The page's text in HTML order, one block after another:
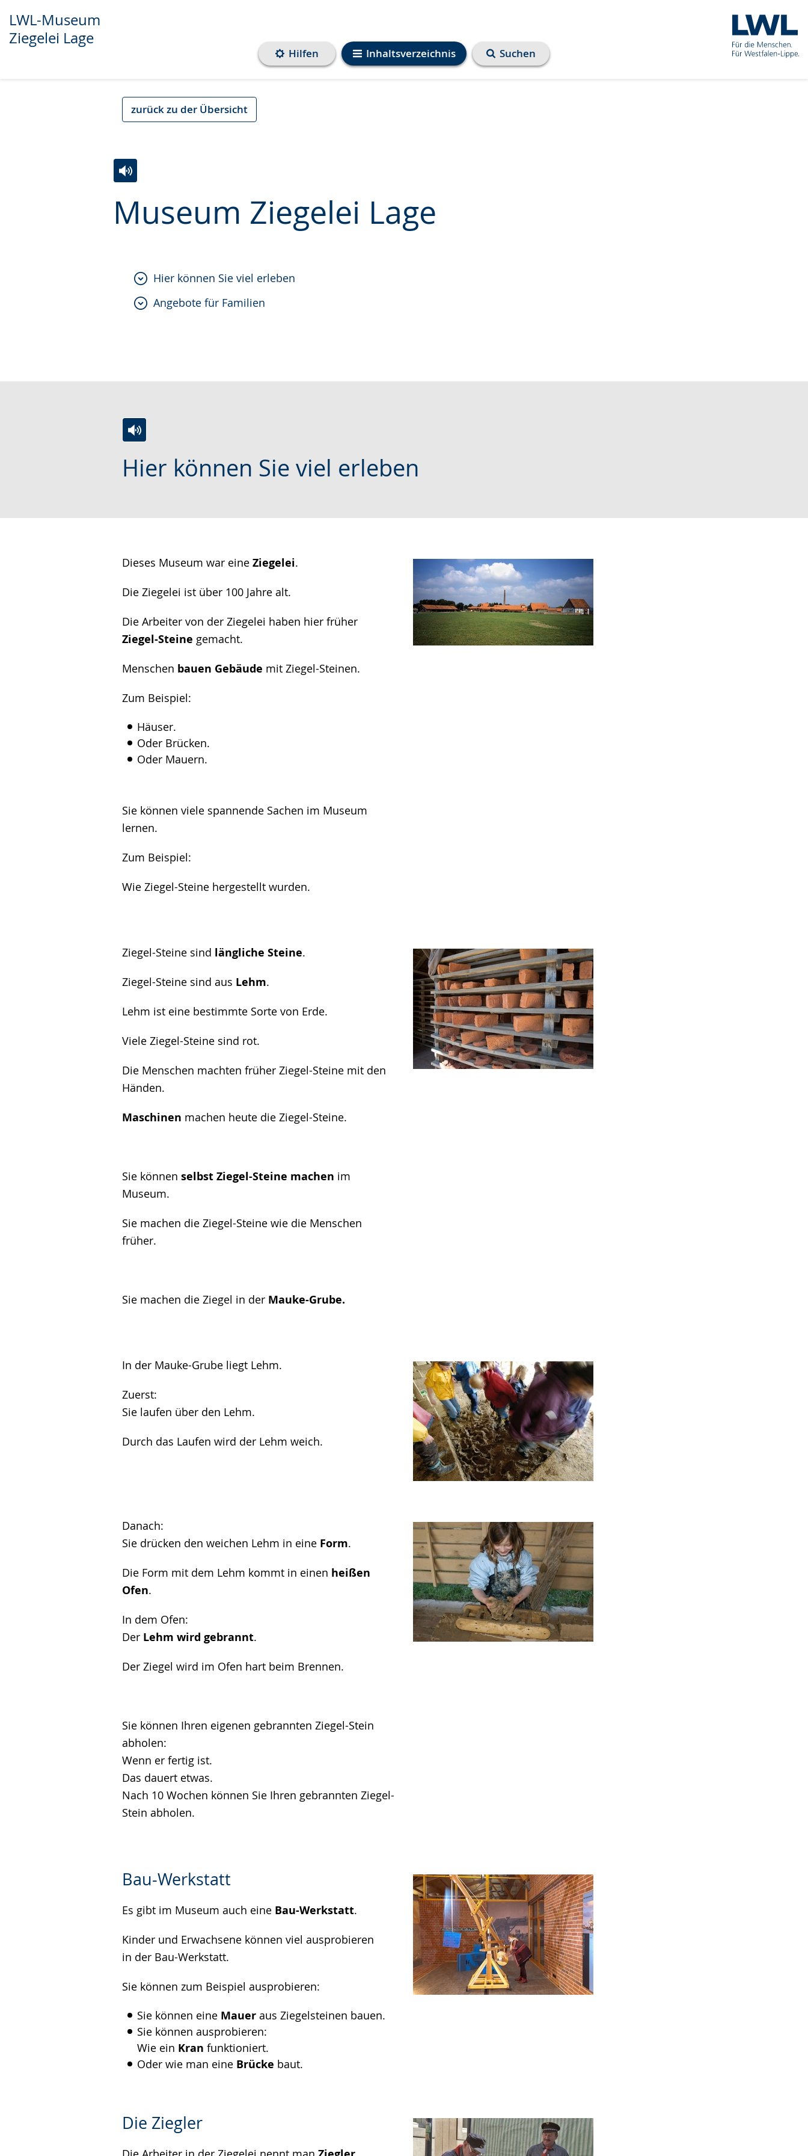
LWL-Museum
Ziegelei Lage
Inhaltsverzeichnis
Hilfen Suchen
zurück zu der Übersicht
Museum Ziegelei Lage
Hier können Sie viel erleben
Angebote für Familien
Leichten
Sprache
Audio-
Unterstützung.
Video
in
wird
angezeigt.
Leichten
Audio-
Video
Gebärdensprache
Hier können Sie viel erleben
Dieses Museum war eine Ziegelei.
Die Ziegelei ist über 100 Jahre alt.
Die Arbeiter von der Ziegelei haben hier früher
Ziegel-Steine gemacht.
Menschen bauen Gebäude mit Ziegel-Steinen.
Zum Beispiel:
Häuser.
Oder Brücken.
Oder Mauern.
Sie können viele spannende Sachen im Museum
lernen.
Zum Beispiel:
Wie Ziegel-Steine hergestellt wurden.
Ziegel-Steine sind längliche Steine.
Ziegel-Steine sind aus Lehm.
Lehm ist eine bestimmte Sorte von Erde.
Viele Ziegel-Steine sind rot.
Die Menschen machten früher Ziegel-Steine mit den
Händen.
Maschinen machen heute die Ziegel-Steine.
Sie können selbst Ziegel-Steine machen im
Museum.
Sie machen die Ziegel-Steine wie die Menschen
früher.
Sie machen die Ziegel in der Mauke-Grube.
In der Mauke-Grube liegt Lehm.
Zuerst:
Sie laufen über den Lehm.
Durch das Laufen wird der Lehm weich.
Danach:
Sie drücken den weichen Lehm in eine Form.
Die Form mit dem Lehm kommt in einen heißen
Ofen.
In dem Ofen:
Der Lehm wird gebrannt.
Der Ziegel wird im Ofen hart beim Brennen.
Sie können Ihren eigenen gebrannten Ziegel-Stein
abholen:
Wenn er fertig ist.
Das dauert etwas.
​​​​​​​Nach 10 Wochen können Sie Ihren gebrannten Ziegel-
Stein abholen.
Bau-Werkstatt
Es gibt im Museum auch eine Bau-Werkstatt.
Kinder und Erwachsene können viel ausprobieren
in der Bau-Werkstatt.
Sie können zum Beispiel ausprobieren:
Sie können eine Mauer aus Ziegelsteinen bauen.
Sie können ausprobieren:
Wie ein Kran funktioniert.
Oder wie man eine Brücke baut.
Die Ziegler